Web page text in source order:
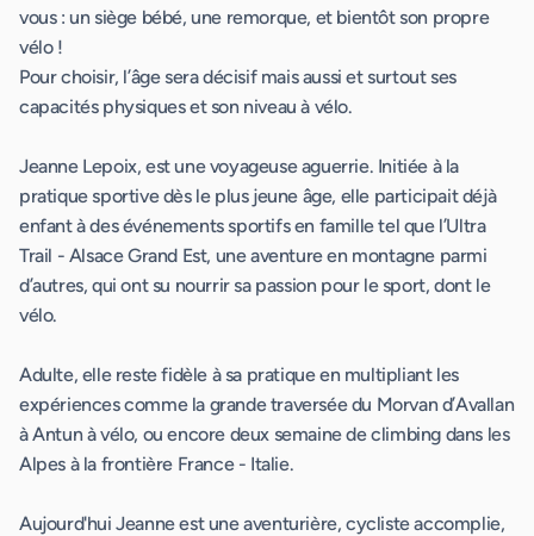
vous : un siège bébé, une remorque, et bientôt son propre
vélo !
Pour choisir, l’âge sera décisif mais aussi et surtout ses
capacités physiques et son niveau à vélo.
Jeanne Lepoix, est une voyageuse aguerrie. Initiée à la
pratique sportive dès le plus jeune âge, elle participait déjà
enfant à des événements sportifs en famille tel que l’Ultra
Trail - Alsace Grand Est, une aventure en montagne parmi
d’autres, qui ont su nourrir sa passion pour le sport, dont le
vélo.
Adulte, elle reste fidèle à sa pratique en multipliant les
expériences comme la grande traversée du Morvan d’Avallan
à Antun à vélo, ou encore deux semaine de climbing dans les
Alpes à la frontière France - Italie.
Aujourd'hui Jeanne est une aventurière, cycliste accomplie,